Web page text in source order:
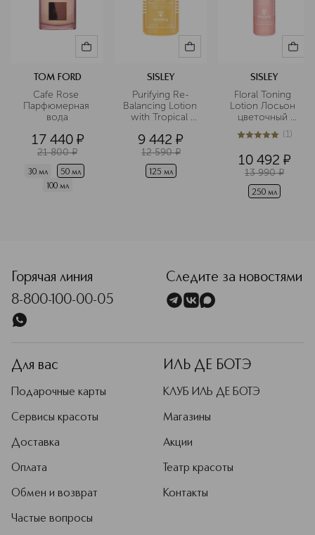
TOM FORD
Cafe Rose
Парфюмерная
вода
17 440 ¤
21 800 ¤
30 мл
50 мл
100 мл
SISLEY
Purifying Re-
Balancing Lotion
with Tropical
для очищения и
восстановления
баланса кожи с
тропическими
9 442 ¤
12 590 ¤
125 мл
SISLEY
Floral Toning
Lotion Лосьон
цветочный
тонизирующий
5из 51 (1)
10 492 ¤
13 990 ¤
250 мл
Горячая линия
8-800-100-00-05
Следите за новостями
Для вас
Подарочные карты
Сервисы красоты
Доставка
Оплата
Обмен и возврат
Частые вопросы
ИЛЬ ДЕ БОТЭ
КЛУБ ИЛЬ ДЕ БОТЭ
Магазины
Акции
Театр красоты
Контакты